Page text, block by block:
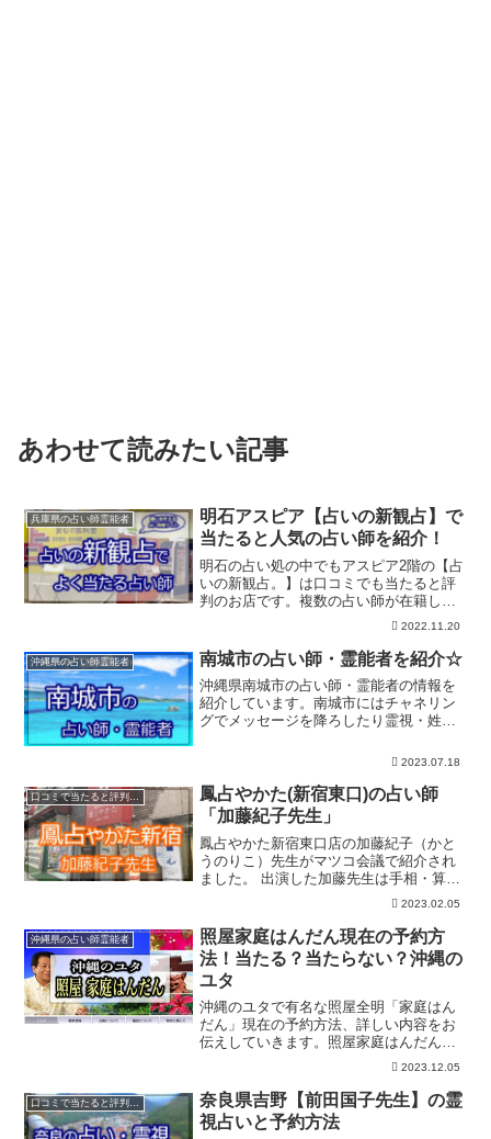
あわせて読みたい記事
兵庫県の占い師霊能者
明石アスピア【占いの新観占】で
当たると人気の占い師を紹介！
明石の占い処の中でもアスピア2階の【占
いの新観占。】は口コミでも当たると評
判のお店です。複数の占い師が在籍しラ
イカ先生・栞夢(かんむ)先生・ローズ先生
などこれまでに高い人気を誇る先生も多
数います。タロットや手相は５分６００
円～と安い料金も魅力です。
2022.11.20
沖縄県の占い師霊能者 南城市の占い師・霊能者を紹介☆
沖縄県南城市の占い師・霊能者の情報を
紹介しています。南城市にはチャネリン
グでメッセージを降ろしたり霊視・姓名
得意な先生もいます。口コミで評判の占
予約を入れてお出かけくださいね。
2023.07.18
口コミで当たると評判の占い師
鳳占やかた(新宿東口)の占い師
「加藤紀子先生」
鳳占やかた新宿東口店の加藤紀子（かと
うのりこ）先生がマツコ会議で紹介され
ました。 出演した加藤先生は手相・算命
学などを得意とし手相占いだけなら鑑定
料金は1000円と安いのも魅力です。新宿
東口鑑定所は口コミでも評判で相談者が
行列をつくるほどの人気店です。
2023.02.05
沖縄県の占い師霊能者
照屋家庭はんだん現在の予約方
法！当たる？当たらない？沖縄の
ユタ
沖縄のユタで有名な照屋全明「家庭はん
だん」現在の予約方法、詳しい内容をお
伝えしていきます。照屋家庭はんだんは
テレビ出演してから瞬く間に人気となり
法は電話ですが朝8時からスタートする受
付にかかっています。
2023.12.05
口コミで当たると評判の占い師
奈良県吉野【前田国子先生】の霊
視占いと予約方法